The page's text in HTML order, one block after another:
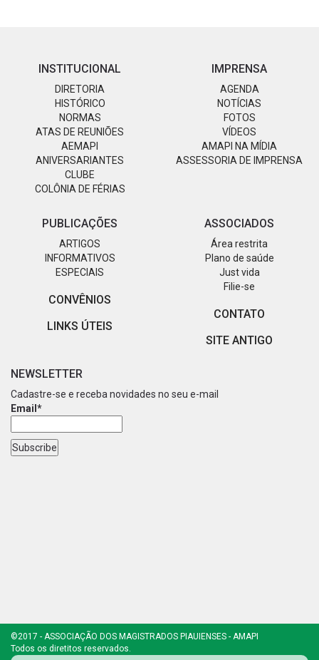
INSTITUCIONAL
DIRETORIA
HISTÓRICO
NORMAS
ATAS DE REUNIÕES
AEMAPI
ANIVERSARIANTES
CLUBE
COLÔNIA DE FÉRIAS
IMPRENSA
AGENDA
NOTÍCIAS
FOTOS
VÍDEOS
AMAPI NA MÍDIA
ASSESSORIA DE IMPRENSA
PUBLICAÇÕES
ARTIGOS
INFORMATIVOS
ESPECIAIS
CONVÊNIOS
LINKS ÚTEIS
ASSOCIADOS
Área restrita
Plano de saúde
Just vida
Filie-se
CONTATO
SITE ANTIGO
NEWSLETTER
Cadastre-se e receba novidades no seu e-mail
Email*
©2017 - ASSOCIAÇÃO DOS MAGISTRADOS PIAUIENSES - AMAPI
Todos os diretitos reservados.